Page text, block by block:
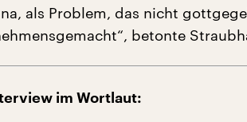
als Problem, das nicht
betonte
im Wortlaut: